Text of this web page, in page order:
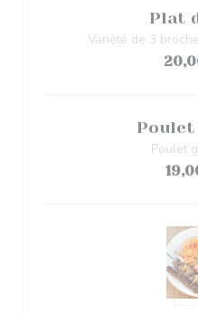
Plat
Variété de 3
Poulet
Poulet